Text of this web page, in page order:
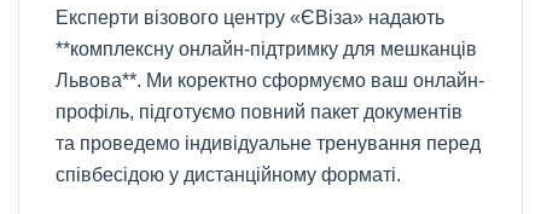
Експерти візового центру «ЄВіза» надають
**комплексну онлайн-підтримку для мешканців
Львова**. Ми коректно сформуємо ваш онлайн-
профіль, підготуємо повний пакет документів
та проведемо індивідуальне тренування перед
співбесідою у дистанційному форматі.